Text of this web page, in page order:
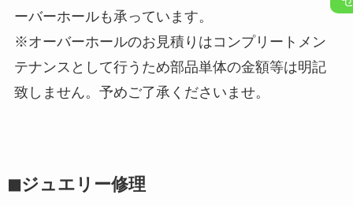
ーバーホールも承っています。
※オーバーホールのお見積りはコンプリートメン
テナンスとして行うため部品単体の金額等は明記
致しません。予めご了承くださいませ。
◼︎ジュエリー修理